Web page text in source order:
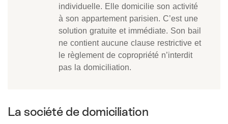
individuelle. Elle domicilie son activité
à son appartement parisien. C’est une
solution gratuite et immédiate. Son bail
ne contient aucune clause restrictive et
le règlement de copropriété n’interdit
pas la domiciliation.
La société de domiciliation